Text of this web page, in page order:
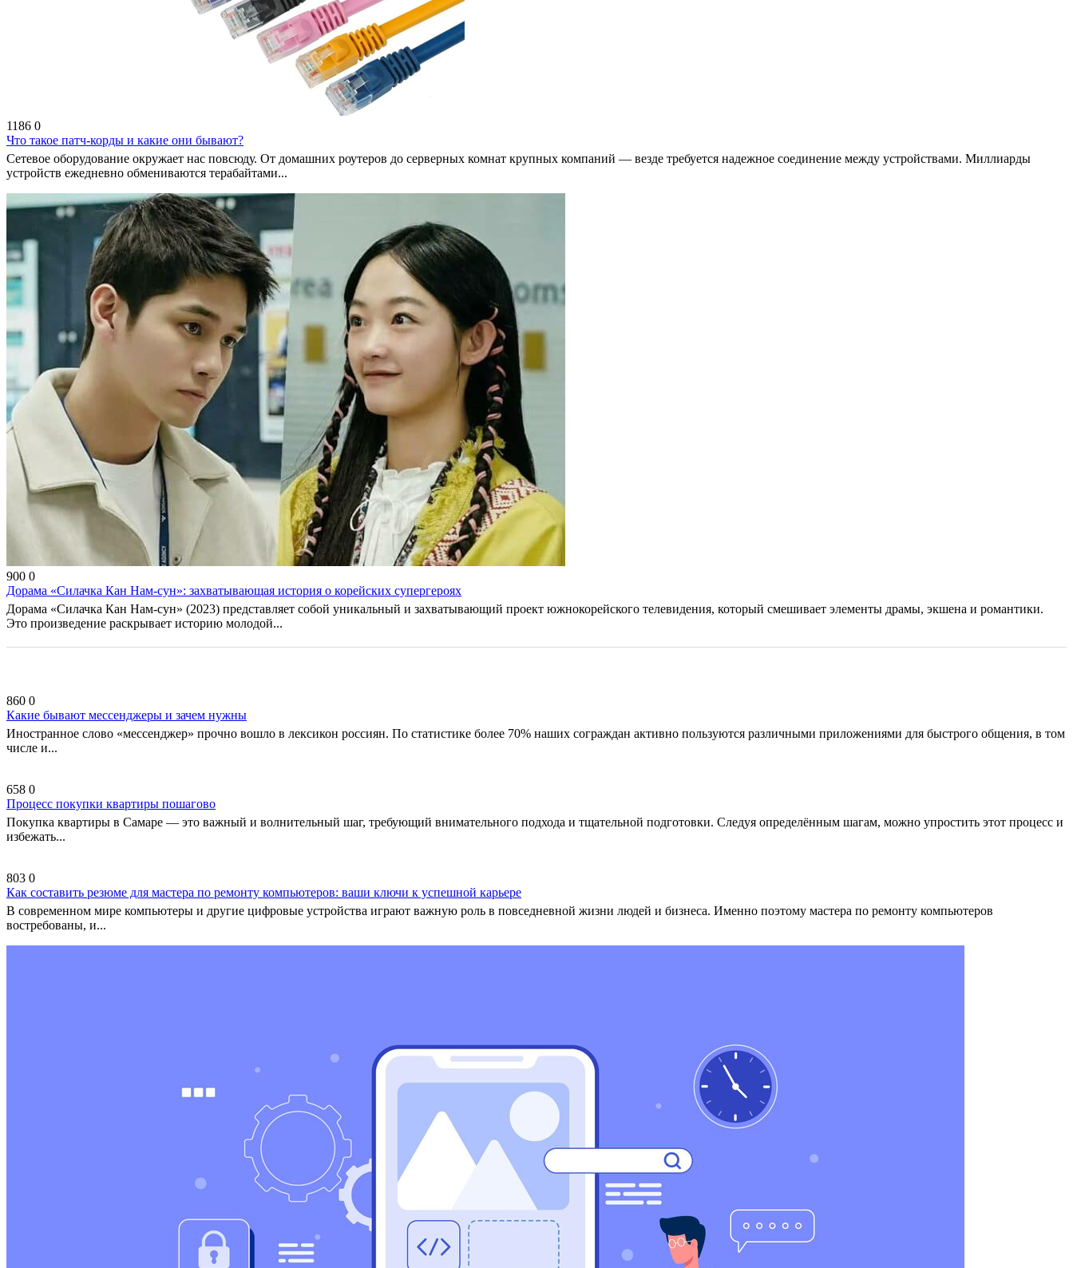
1186 0
Что такое патч-корды и какие они бывают?
Сетевое оборудование окружает нас повсюду. От домашних роутеров до серверных комнат крупных компаний — везде требуется надежное соединение между устройствами. Миллиарды
устройств ежедневно обмениваются терабайтами...
900 0
Дорама «Силачка Кан Нам-сун»: захватывающая история о корейских супергероях
Дорама «Силачка Кан Нам-сун» (2023) представляет собой уникальный и захватывающий проект южнокорейского телевидения, который смешивает элементы драмы, экшена и романтики.
Это произведение раскрывает историю молодой...
860 0
Какие бывают мессенджеры и зачем нужны
Иностранное слово «мессенджер» прочно вошло в лексикон россиян. По статистике более 70% наших сограждан активно пользуются различными приложениями для быстрого общения, в том
числе и...
658 0
Процесс покупки квартиры пошагово
Покупка квартиры в Самаре — это важный и волнительный шаг, требующий внимательного подхода и тщательной подготовки. Следуя определённым шагам, можно упростить этот процесс и
избежать...
803 0
Как составить резюме для мастера по ремонту компьютеров: ваши ключи к успешной карьере
В современном мире компьютеры и другие цифровые устройства играют важную роль в повседневной жизни людей и бизнеса. Именно поэтому мастера по ремонту компьютеров
востребованы, и...